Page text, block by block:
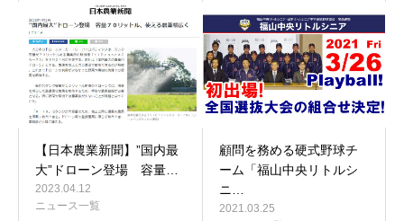
【日本農業新聞】”国内最
大”ドローン登場 容量…
2023.04.12
ニュース一覧
顧問を務める硬式野球チ
ーム「福山中央リトルシ
ニ…
2021.03.25